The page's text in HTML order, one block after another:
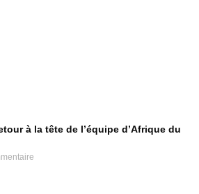
à la tête de l’équipe d’Afrique du